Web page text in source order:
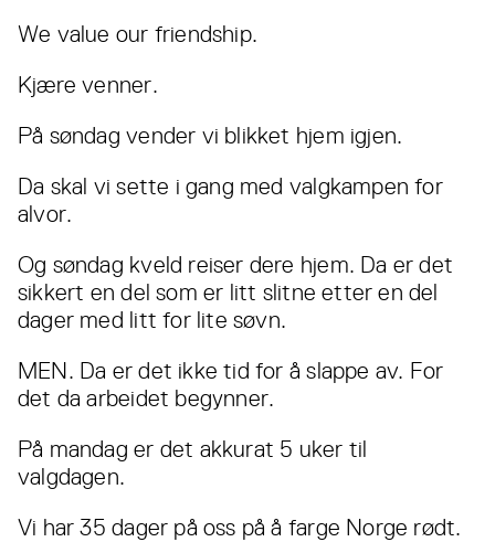
We value our friendship.
Kjære venner.
På søndag vender vi blikket hjem igjen.
Da skal vi sette i gang med valgkampen for
alvor.
Og søndag kveld reiser dere hjem. Da er det
sikkert en del som er litt slitne etter en del
dager med litt for lite søvn.
MEN. Da er det ikke tid for å slappe av. For
det da arbeidet begynner.
På mandag er det akkurat 5 uker til
valgdagen.
Vi har 35 dager på oss på å farge Norge rødt.